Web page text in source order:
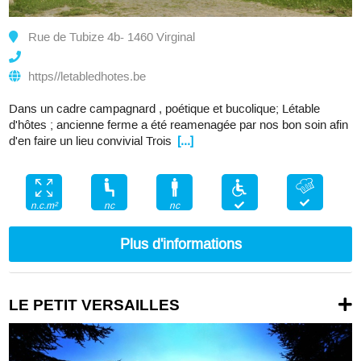
Rue de Tubize 4b- 1460 Virginal
https//letabledhotes.be
Dans un cadre campagnard , poétique et bucolique; Létable
d'hôtes ; ancienne ferme a été reamenagée par nos bon soin afin
d'en faire un lieu convivial Trois [...]
n.c.m² nc nc
Plus d'informations
LE PETIT VERSAILLES